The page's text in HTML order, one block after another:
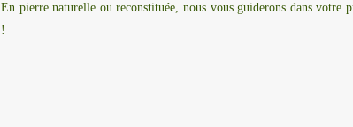
En pierre naturelle ou reconstituée, nous vous guiderons dans votre
!